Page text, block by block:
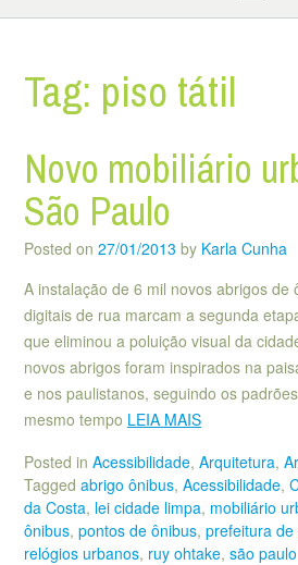
Tag: piso tátil
Novo mobiliário
São Paulo
Posted on 27/01/2013 by Karla Cunha
A instalação de 6 mil novos abrigos de
digitais de rua marcam a segunda
que eliminou a poluição visual da
novos abrigos foram inspirados na
e nos paulistanos, seguindo os
mesmo tempo LEIA MAIS
Posted in Acessibilidade, Arquitetura,
Tagged abrigo ônibus, Acessibilidade,
da Costa, lei cidade limpa, mobiliário
ônibus, pontos de ônibus, prefeitura de
relógios urbanos, ruy ohtake, são paulo